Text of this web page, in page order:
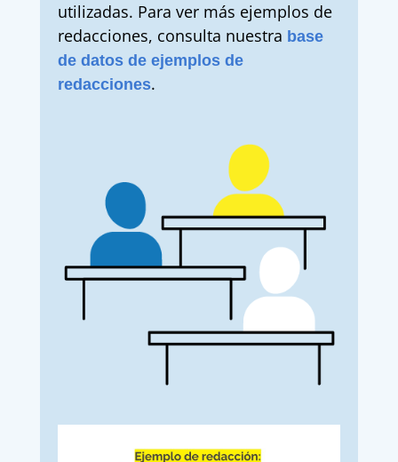
utilizadas. Para ver más ejemplos de
redacciones, consulta nuestra base
de datos de ejemplos de
redacciones.